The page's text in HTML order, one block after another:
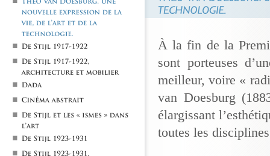
À la fin de la
sont porteuses
meilleur, voire «
van Doesburg
élargissant
toutes les